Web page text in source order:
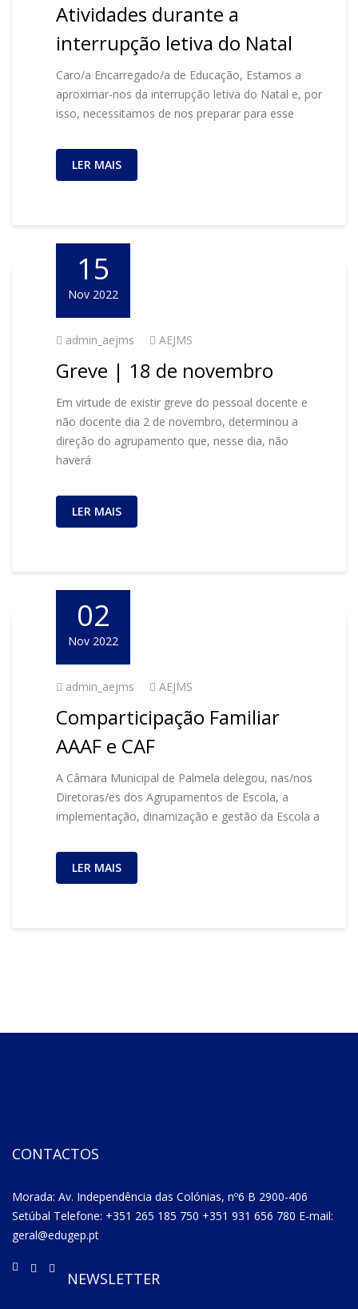
Atividades durante a
interrupção letiva do Natal
Caro/a Encarregado/a de Educação, Estamos a
aproximar-nos da interrupção letiva do Natal e, por
isso, necessitamos de nos preparar para esse
LER MAIS
15
Nov 2022
admin_aejms AEJMS
Greve | 18 de novembro
Em virtude de existir greve do pessoal docente e
não docente dia 2 de novembro, determinou a
direção do agrupamento que, nesse dia, não
haverá
LER MAIS
02
Nov 2022
admin_aejms AEJMS
Comparticipação Familiar
AAAF e CAF
A Câmara Municipal de Palmela delegou, nas/nos
Diretoras/es dos Agrupamentos de Escola, a
implementação, dinamização e gestão da Escola a
LER MAIS
CONTACTOS
Morada: Av. Independência das Colónias, nº6 B 2900-406
Setúbal Telefone: +351 265 185 750 +351 931 656 780 E-mail:
geral@edugep.pt
NEWSLETTER